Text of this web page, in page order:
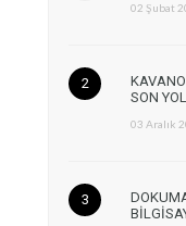
02 Şubat
SON
03 Aralık